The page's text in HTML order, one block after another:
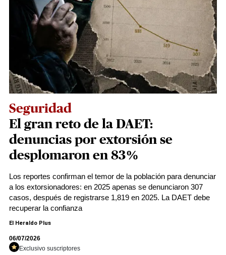
Seguridad
El gran reto de la DAET:
denuncias por extorsión se
desplomaron en 83%
Los reportes confirman el temor de la población para denunciar
a los extorsionadores: en 2025 apenas se denunciaron 307
casos, después de registrarse 1,819 en 2025. La DAET debe
recuperar la confianza
El Heraldo Plus
06/07/2026
Exclusivo suscriptores